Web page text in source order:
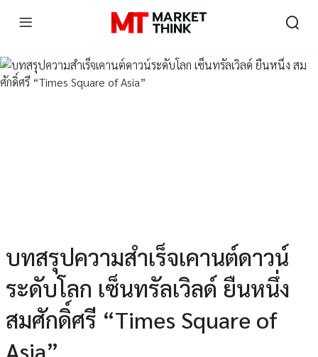
บทสรุปความสำเร็จเคานต์ดาวน์
ระดับโลก เซ็นทรัลเวิลด์ ยืนหนึ่ง
สมศักดิ์ศรี “Times Square of
Asia”